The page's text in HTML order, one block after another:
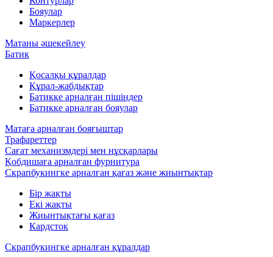
Бояулар
Маркерлер
Матаны әшекейлеу
Батик
Қосалқы құралдар
Құрал-жабдықтар
Батикке арналған пішіндер
Батикке арналған бояулар
Матаға арналған бояғыштар
Трафареттер
Сағат механизмдері мен нұсқарлары
Қобдишаға арналған фурнитура
Скрапбукингке арналған қағаз және жиынтықтар
Бір жақты
Екі жақты
Жиынтықтағы қағаз
Кардсток
Скрапбукингке арналған құралдар